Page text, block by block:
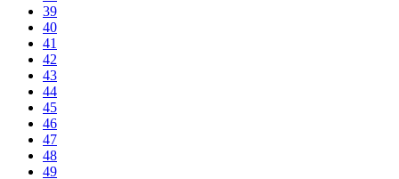
39
40
41
42
43
44
45
46
47
48
49